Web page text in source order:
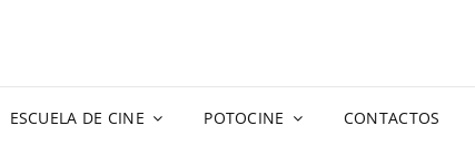
ESCUELA DE CINE POTOCINE CONTACTOS